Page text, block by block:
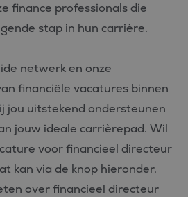
finance professionals die
stap in hun carrière.
netwerk en onze
financiële vacatures binnen
jou uitstekend ondersteunen
jouw ideale carrièrepad. Wil
voor financieel directeur
kan via de knop hieronder.
over financieel directeur